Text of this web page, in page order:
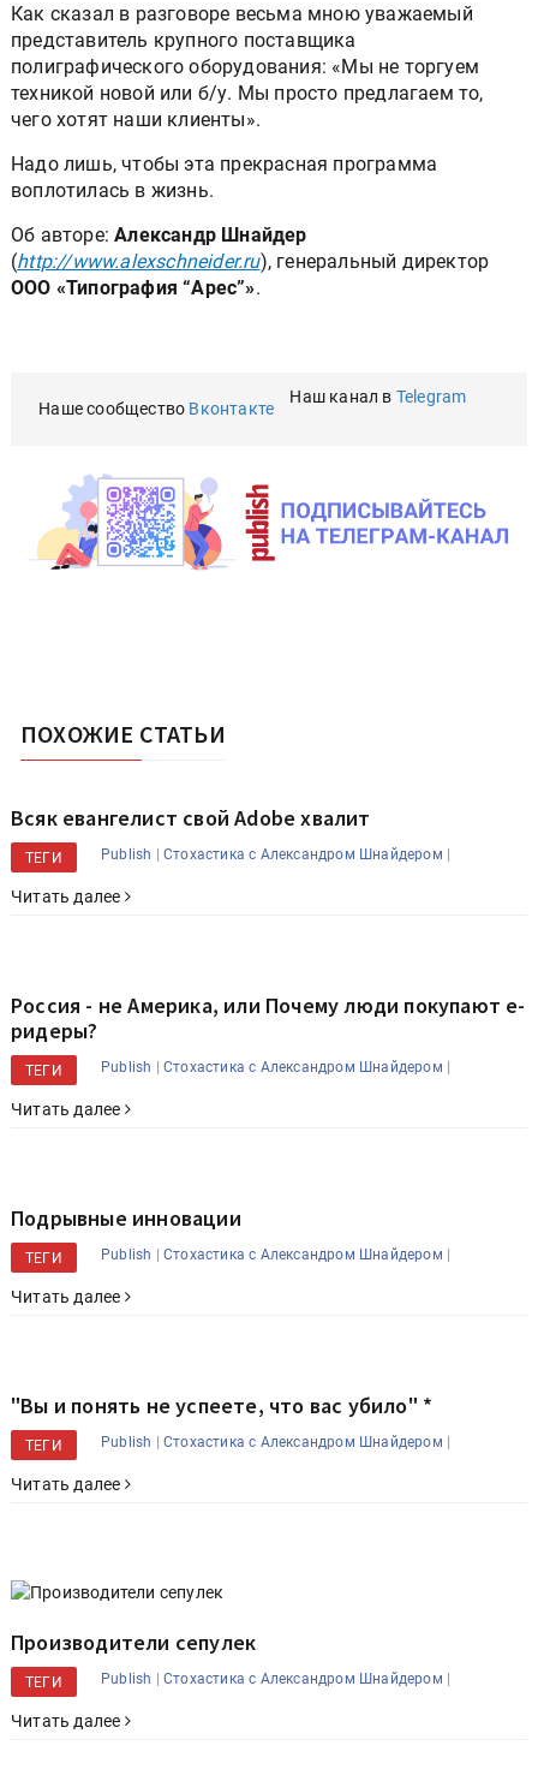
Как сказал в разговоре весьма мною уважаемый
представитель крупного поставщика
полиграфического оборудования: «Мы не торгуем
техникой новой или б/у. Мы просто предлагаем то,
чего хотят наши клиенты».
Надо лишь, чтобы эта прекрасная программа
воплотилась в жизнь.
Об ав­то­ре:Але­к­сандр Шнай­дер
(http://www.alexschneider.ru), ге­нераль­ный ди­ре­к­тор
ООО «Ти­по­гра­фия “Арес”».
Наше сообщество Вконтакте
Наш канал в Telegram
ПОХОЖИЕ СТАТЬИ
Всяк евангелист свой Adobe хвалит
ТЕГИ Publish |Стохастика с Александром Шнайдером |
Читать далее
Россия - не Америка, или Почему люди покупают е-
ридеры?
ТЕГИ Publish |Стохастика с Александром Шнайдером |
Читать далее
Подрывные инновации
ТЕГИ Publish |Стохастика с Александром Шнайдером |
Читать далее
"Вы и понять не успеете, что вас убило" *
ТЕГИ Publish |Стохастика с Александром Шнайдером |
Читать далее
Производители сепулек
ТЕГИ Publish |Стохастика с Александром Шнайдером |
Читать далее